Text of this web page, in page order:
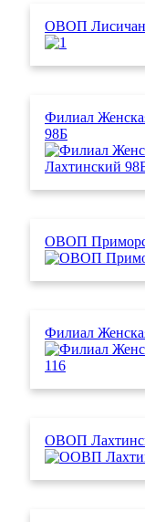
ОВОП
Филиал
98Б
ОВОП
Филиал
ОВОП